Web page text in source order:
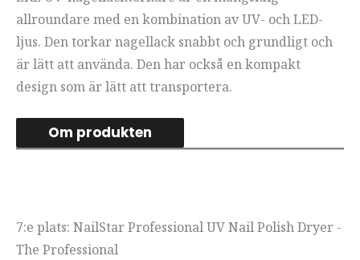
allroundare med en kombination av UV- och LED-
ljus. Den torkar nagellack snabbt och grundligt och
är lätt att använda. Den har också en kompakt
design som är lätt att transportera.
Om produkten
7:e plats: NailStar Professional UV Nail Polish Dryer -
The Professional